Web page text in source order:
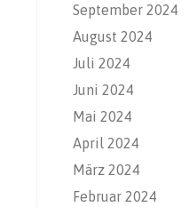
September 2024
August 2024
Juli 2024
Juni 2024
Mai 2024
April 2024
März 2024
Februar 2024